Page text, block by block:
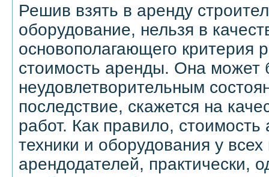
Решив взять в аренду
оборудование, нельзя в
основополагающего критерия
стоимость аренды. Она может
неудовлетворительным
последствие, скажется на
работ. Как правило,
техники и оборудования у
арендодателей, практически,